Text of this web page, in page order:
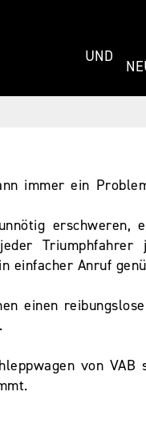
UND
immer ein
erschweren,
einfacher Anruf
einen
von